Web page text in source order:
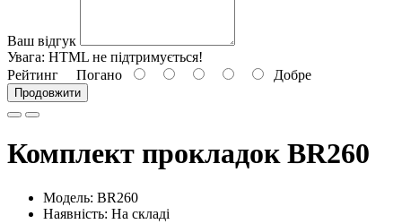
Ваш відгук
Увага: HTML не підтримується!
Рейтинг Погано Добре
Продовжити
Комплект прокладок BR260
Модель: BR260
Наявність: На складі